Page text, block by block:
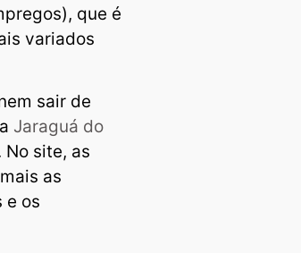
que é
variados
sair de
Jaraguá do
site, as
as
e os